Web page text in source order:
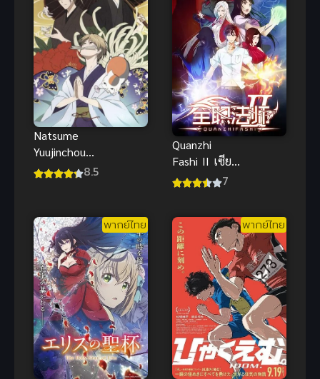
Natsume
Yuujinchou
นัตสึเมะกับ8.5
Quanzhi
Fashi II เซียน
จอมเวทย์เต็ม
7
พากย์ไทย พากย์ไทย